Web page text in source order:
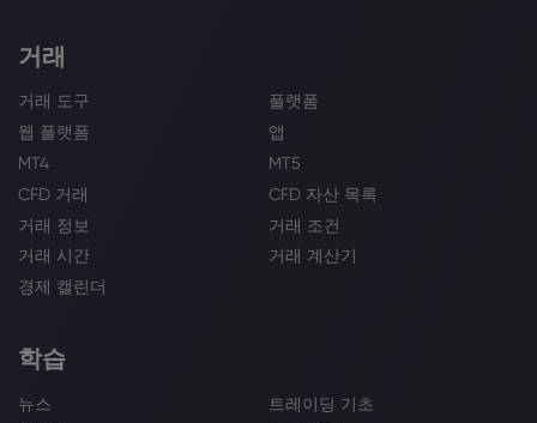
거래
거래 도구
플랫폼
웹 플랫폼
앱
MT4
MT5
CFD 거래
CFD 자산 목록
거래 정보
거래 조건
거래 시간
거래 계산기
경제 캘린더
학습
뉴스
트레이딩 기초